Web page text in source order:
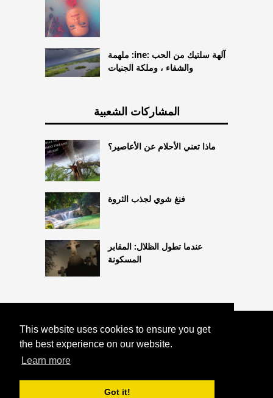
This website uses cookies to ensure you get
the best experience on our website.
Learn more
Got it!
ملهمة :ine: آلهة سلتيك من الحب
والشفاء ، وملكة الجنيات
المشاركات الشعبية
ماذا تعني الأحلام عن الأعاصير؟
فنغ شوي لجذب الثروة
عندما تطول الظلال: المقابر
المسكونة
COPYRIGHT 2026
HTTPS://ASTROLOGYONLINE.NET